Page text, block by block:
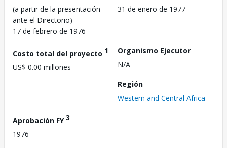
(a partir de la presentación
ante el Directorio)
17 de febrero de 1976
31 de enero de 1977
Costo total del proyecto 1
US$ 0.00 millones
Organismo Ejecutor
N/A
Región
Western and Central Africa
Aprobación FY3
1976